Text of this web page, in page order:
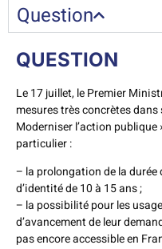
Question
QUESTION
Le 17 juillet, le Premier
mesures très concrètes
Moderniser l’action
particulier :
– la prolongation de la
d’identité de 10 à 15 ans ;
– la possibilité pour les
d’avancement de leur
pas encore accessible en